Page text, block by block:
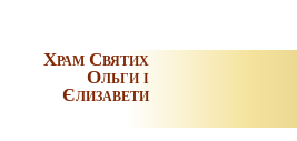
Храм Святих
Ольги і
Єлизавети